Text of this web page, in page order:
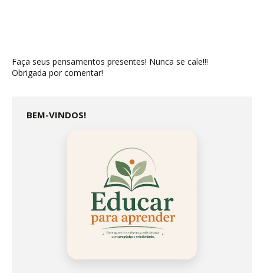
Faça seus pensamentos presentes! Nunca se cale!!!
Obrigada por comentar!
BEM-VINDOS!
Educar
Para